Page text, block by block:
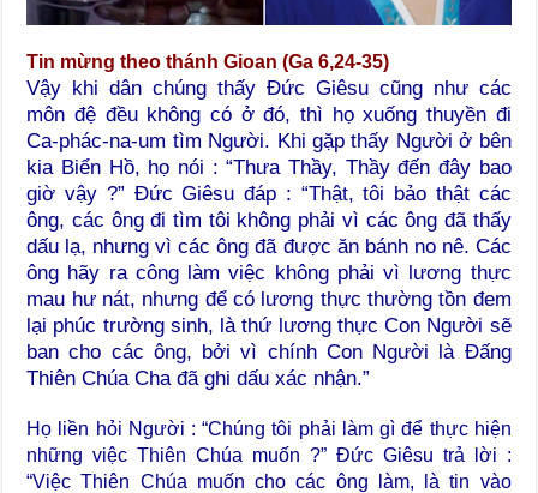
Tin mừng theo thánh Gioan (Ga 6,24-35)
Vậy khi dân chúng thấy Đức Giêsu cũng như các
môn đệ đều không có ở đó, thì họ xuống thuyền đi
Ca-phác-na-um tìm Người. Khi gặp thấy Người ở bên
kia Biển Hồ, họ nói : “Thưa Thầy, Thầy đến đây bao
giờ vậy ?” Đức Giêsu đáp : “Thật, tôi bảo thật các
ông, các ông đi tìm tôi không phải vì các ông đã thấy
dấu lạ, nhưng vì các ông đã được ăn bánh no nê. Các
ông hãy ra công làm việc không phải vì lương thực
mau hư nát, nhưng để có lương thực thường tồn đem
lại phúc trường sinh, là thứ lương thực Con Người sẽ
ban cho các ông, bởi vì chính Con Người là Đấng
Thiên Chúa Cha đã ghi dấu xác nhận.”
Họ liền hỏi Người : “Chúng tôi phải làm gì để thực hiện
những việc Thiên Chúa muốn ?” Đức Giêsu trả lời :
“Việc Thiên Chúa muốn cho các ông làm, là tin vào